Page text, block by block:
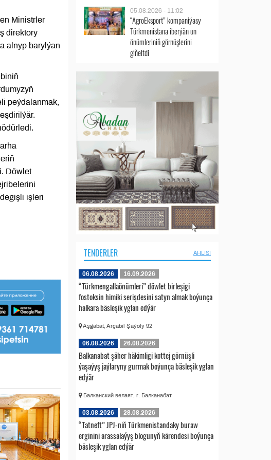
Ministrler
direktory
alnyp barylýan
peýdalanmak,
Döwlet
işleri
05.08.2026 - 11:02
“AgroEksport” kompaniýasy
Türkmenistana iberýän un
önümleriniň görnüşlerini
giňeltdi
TENDERLER ÄHLISI
06.08.2026 16.09.2026
“Türkmengallaönümleri” döwlet birleşigi
fostoksin himiki serişdesini satyn almak boýunça
halkara bäsleşik yglan edýär
Aşgabat, Arçabil Şaýoly 92
06.08.2026 26.08.2026
Balkanabat şäher häkimligi kottej görnüşli
ýaşaýyş jaýlaryny gurmak boýunça bäsleşik yglan
edýär
Балканский велаят, г. Балканабат
03.08.2026 28.08.2026
“Tatneft” JPJ-niň Türkmenistandaky buraw
erginini arassalaýyş blogunyň kärendesi boýunça
bäsleşik yglan edýär